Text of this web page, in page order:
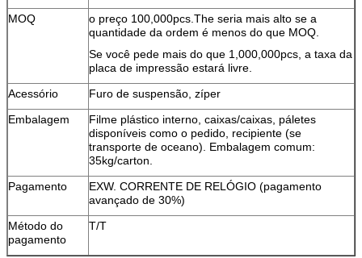
MOQ
o preço 100,000pcs.The seria mais alto se a
quantidade da ordem é menos do que MOQ.
Se você pede mais do que 1,000,000pcs, a taxa da
placa de impressão estará livre.
Acessório
Furo de suspensão, zíper
Embalagem
Filme plástico interno, caixas/caixas, páletes
disponíveis como o pedido, recipiente (se
transporte de oceano). Embalagem comum:
35kg/carton.
Pagamento
EXW. CORRENTE DE RELÓGIO (pagamento
avançado de 30%)
Método do
pagamento
T/T